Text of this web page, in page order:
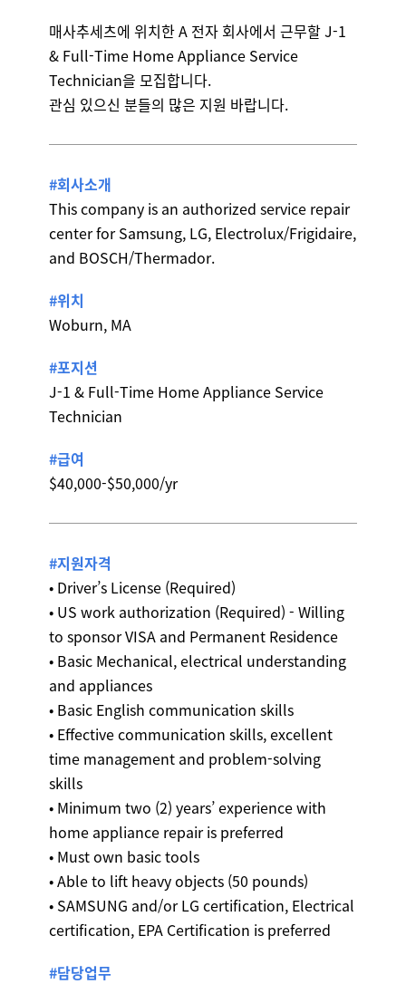
매사추세츠에 위치한 A 전자 회사에서 근무할 J-1
& Full-Time Home Appliance Service
Technician을 모집합니다.
관심 있으신 분들의 많은 지원 바랍니다.
#회사소개
This company is an authorized service repair
center for Samsung, LG, Electrolux/Frigidaire,
and BOSCH/Thermador.
#위치
Woburn, MA
#포지션
J-1 & Full-Time Home Appliance Service
Technician
#급여
$40,000-$50,000/yr
#지원자격
• Driver’s License (Required)
• US work authorization (Required) - Willing
to sponsor VISA and Permanent Residence
• Basic Mechanical, electrical understanding
and appliances
• Basic English communication skills
• Effective communication skills, excellent
time management and problem-solving
skills
• Minimum two (2) years’ experience with
home appliance repair is preferred
• Must own basic tools
• Able to lift heavy objects (50 pounds)
• SAMSUNG and/or LG certification, Electrical
certification, EPA Certification is preferred
#담당업무